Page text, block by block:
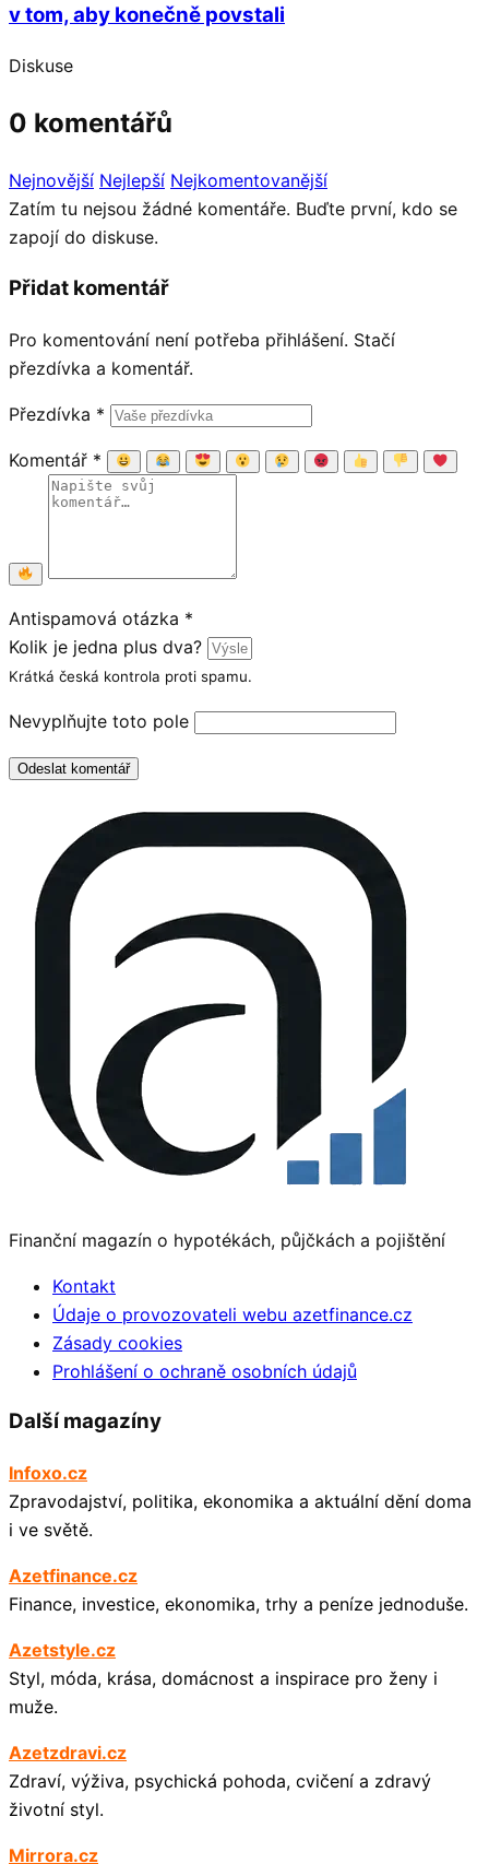
v tom, aby konečně povstali
Diskuse
0 komentářů
Nejnovější Nejlepší Nejkomentovanější
Zatím tu nejsou žádné komentáře. Buďte první, kdo se
zapojí do diskuse.
Přidat komentář
Pro komentování není potřeba přihlášení. Stačí
přezdívka a komentář.
Přezdívka *
Komentář *
Antispamová otázka *
Kolik je jedna plus dva?
Krátká česká kontrola proti spamu.
Nevyplňujte toto pole
Odeslat komentář
Finanční magazín o hypotékách, půjčkách a pojištění
Kontakt
Údaje o provozovateli webu azetfinance.cz
Zásady cookies
Prohlášení o ochraně osobních údajů
Další magazíny
Infoxo.cz
Zpravodajství, politika, ekonomika a aktuální dění doma
i ve světě.
Azetfinance.cz
Finance, investice, ekonomika, trhy a peníze jednoduše.
Azetstyle.cz
Styl, móda, krása, domácnost a inspirace pro ženy i
muže.
Azetzdravi.cz
Zdraví, výživa, psychická pohoda, cvičení a zdravý
životní styl.
Mirrora.cz